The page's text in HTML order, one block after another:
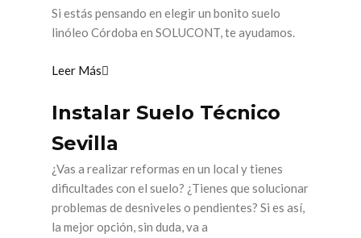
Si estás pensando en elegir un bonito suelo
linóleo Córdoba en SOLUCONT, te ayudamos.
Leer Más
Instalar Suelo Técnico
Sevilla
¿Vas a realizar reformas en un local y tienes
dificultades con el suelo? ¿Tienes que solucionar
problemas de desniveles o pendientes? Si es así,
la mejor opción, sin duda, va a